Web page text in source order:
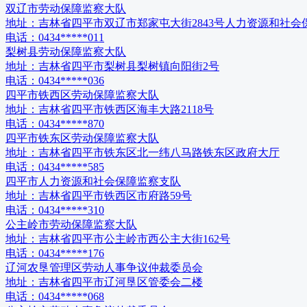
双辽市劳动保障监察大队
地址： 吉林省四平市双辽市郑家屯大街2843号人力资源和社会
电话： 0434*****011
梨树县劳动保障监察大队
地址： 吉林省四平市梨树县梨树镇向阳街2号
电话： 0434*****036
四平市铁西区劳动保障监察大队
地址： 吉林省四平市铁西区海丰大路2118号
电话： 0434*****870
四平市铁东区劳动保障监察大队
地址： 吉林省四平市铁东区北一纬八马路铁东区政府大厅
电话： 0434*****585
四平市人力资源和社会保障监察支队
地址： 吉林省四平市铁西区市府路59号
电话： 0434*****310
公主岭市劳动保障监察大队
地址： 吉林省四平市公主岭市西公主大街162号
电话： 0434*****176
辽河农垦管理区劳动人事争议仲裁委员会
地址： 吉林省四平市辽河垦区管委会二楼
电话： 0434*****068